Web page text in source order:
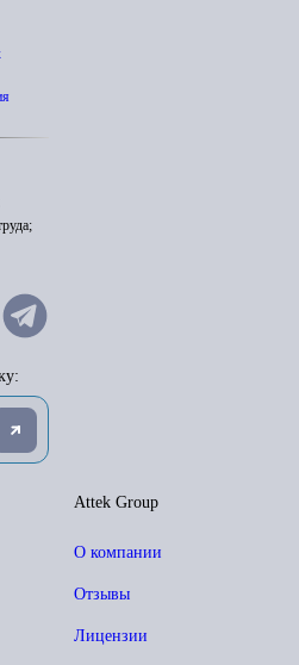
Attek Group
О компании
Отзывы
Лицензии